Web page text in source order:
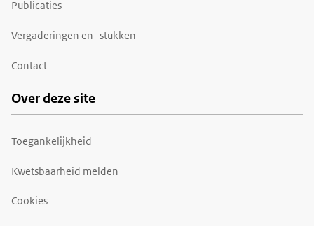
Publicaties
Vergaderingen en -stukken
Contact
Over deze site
Toegankelijkheid
Kwetsbaarheid melden
Cookies